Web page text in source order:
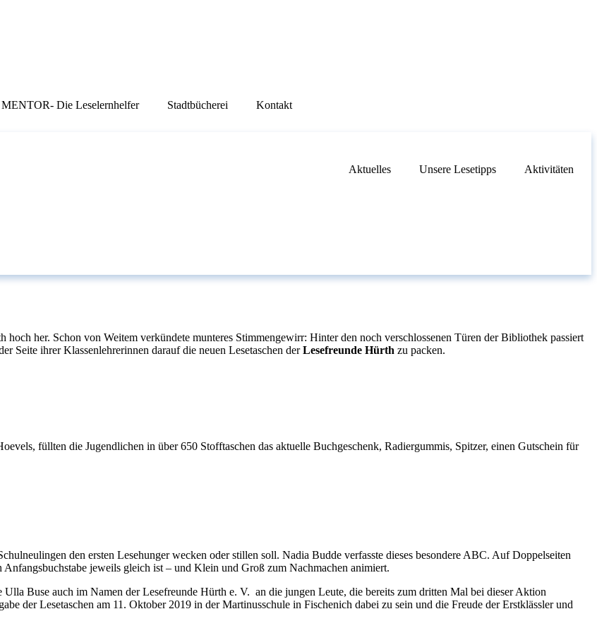
MENTOR- Die Leselernhelfer Stadtbücherei Kontakt
Aktuelles Unsere Lesetipps Aktivitäten
her. Schon von Weitem verkündete munteres Stimmengewirr: Hinter den noch verschlossenen Türen der Bibliothek passiert
Seite ihrer Klassenlehrerinnen darauf die neuen Lesetaschen derLesefreunde Hürth zu packen.
füllten die Jugendlichen in über 650 Stofftaschen das aktuelle Buchgeschenk, Radiergummis, Spitzer, einen Gutschein für
den ersten Lesehunger wecken oder stillen soll. Nadia Budde verfasste dieses besondere ABC. Auf Doppelseiten
jeweils gleich ist – und Klein und Groß zum Nachmachen animiert.
Buse auch im Namen der Lesefreunde Hürth e. V. an die jungen Leute, die bereits zum dritten Mal bei dieser Aktion
der Lesetaschen am 11. Oktober 2019 in der Martinusschule in Fischenich dabei zu sein und die Freude der Erstklässler und